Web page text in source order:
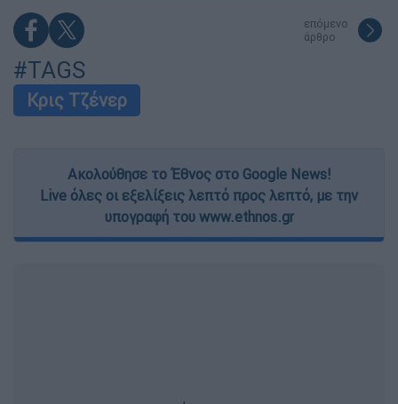
επόμενο
άρθρο
#TAGS
Κρις Τζένερ
Ακολούθησε το Έθνος στο Google News!
Live όλες οι εξελίξεις λεπτό προς λεπτό, με την
υπογραφή του www.ethnos.gr